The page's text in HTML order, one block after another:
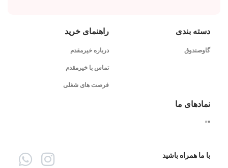
دسته بندی
گاوصندوق
راهنمای خرید
درباره خیرمقدم
تماس با خیرمقدم
فرصت های شغلی
نمادهای ما
"
"
با ما همراه باشید